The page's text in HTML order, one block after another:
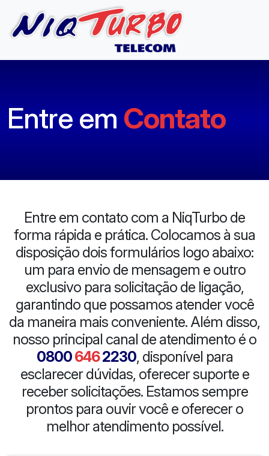
Entre em Contato
Entre em contato com a NiqTurbo de
forma rápida e prática. Colocamos à sua
disposição dois formulários logo abaixo:
um para envio de mensagem e outro
exclusivo para solicitação de ligação,
garantindo que possamos atender você
da maneira mais conveniente. Além disso,
nosso principal canal de atendimento é o
08006462230, disponível para
esclarecer dúvidas, oferecer suporte e
receber solicitações. Estamos sempre
prontos para ouvir você e oferecer o
melhor atendimento possível.